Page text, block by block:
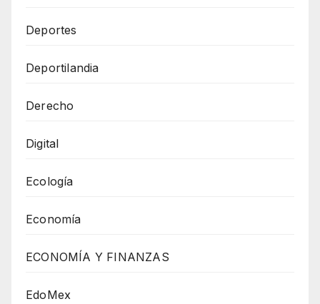
Deportes
Deportilandia
Derecho
Digital
Ecología
Economía
ECONOMÍA Y FINANZAS
EdoMex